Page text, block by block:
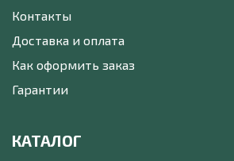
Контакты
Доставка и оплата
Как оформить заказ
Гарантии
КАТАЛОГ